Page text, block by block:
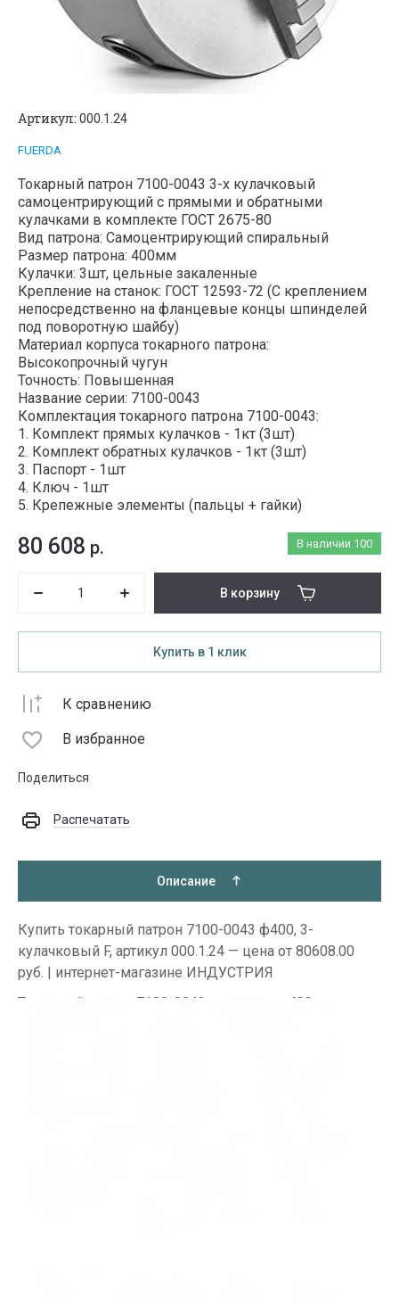
Артикул: 000.1.24
FUERDA
Токарный патрон 7100-0043 3-х кулачковый
самоцентрирующий с прямыми и обратными
кулачками в комплекте ГОСТ 2675-80
Вид патрона: Самоцентрирующий спиральный
Размер патрона: 400мм
Кулачки: 3шт, цельные закаленные
Крепление на станок: ГОСТ 12593-72 (С креплением
непосредственно на фланцевые концы шпинделей
под поворотную шайбу)
Материал корпуса токарного патрона:
Высокопрочный чугун
Точность: Повышенная
Название серии: 7100-0043
Комплектация токарного патрона 7100-0043:
1. Комплект прямых кулачков - 1кт (3шт)
2. Комплект обратных кулачков - 1кт (3шт)
3. Паспорт - 1шт
4. Ключ - 1шт
5. Крепежные элементы (пальцы + гайки)
В наличии 100
80 608 р.
В корзину
Купить в 1 клик
К сравнению
В избранное
Поделиться
Распечатать
Описание
Купить токарный патрон 7100-0043 ф400, 3-
кулачковый F, артикул 000.1.24 — цена от 80608.00
руб. | интернет-магазине ИНДУСТРИЯ
Токарный патрон 7100-0043 диаметром 400 мм